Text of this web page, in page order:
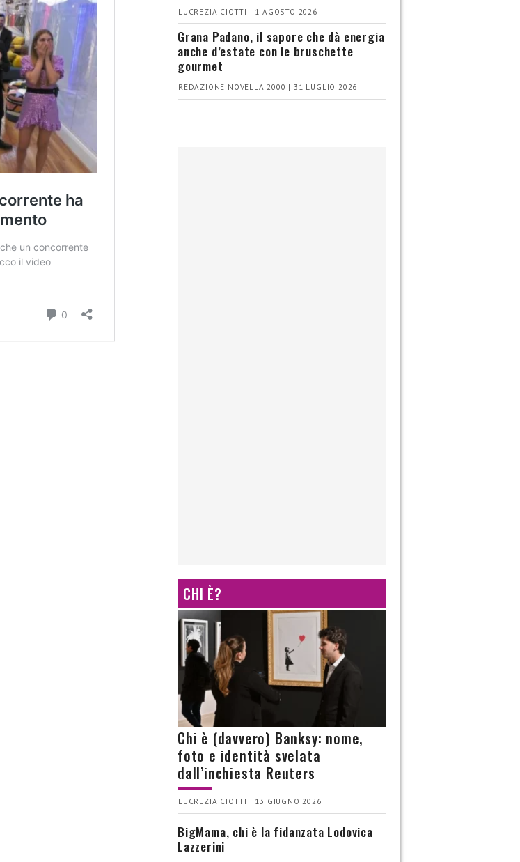
LUCREZIA CIOTTI | 1 AGOSTO 2026
Grana Padano, il sapore che dà energia
anche d’estate con le bruschette
gourmet
REDAZIONE NOVELLA 2000 | 31 LUGLIO 2026
CHI È?
Chi è (davvero) Banksy: nome,
foto e identità svelata
dall’inchiesta Reuters
LUCREZIA CIOTTI | 13 GIUGNO 2026
BigMama, chi è la fidanzata Lodovica
Lazzerini